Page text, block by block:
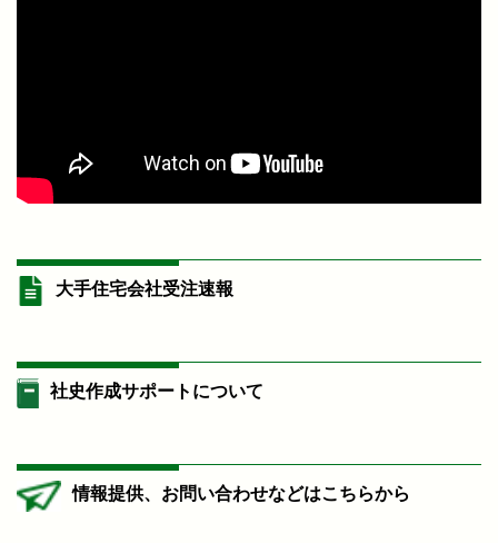
大手住宅会社受注速報
社史作成サポートについて
情報提供、お問い合わせなどはこちらから